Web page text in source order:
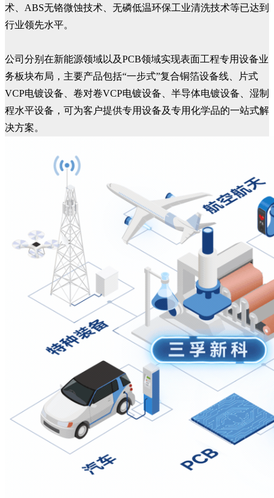
术、ABS无铬微蚀技术、无磷低温环保工业清洗技术等已达到
行业领先水平。
公司分别在新能源领域以及PCB领域实现表面工程专用设备业
务板块布局，主要产品包括“一步式”复合铜箔设备线、片式
VCP电镀设备、卷对卷VCP电镀设备、半导体电镀设备、湿制
程水平设备，可为客户提供专用设备及专用化学品的一站式解
决方案。